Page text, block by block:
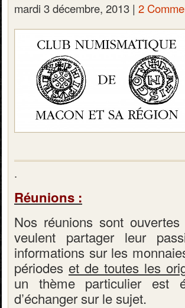
mardi 3 décembre, 2013 | 2
.
Réunions :
Nos réunions sont ouvertes
veulent partager leur
informations sur les
périodes et de toutes les
un thème particulier est
d’échanger sur le sujet.